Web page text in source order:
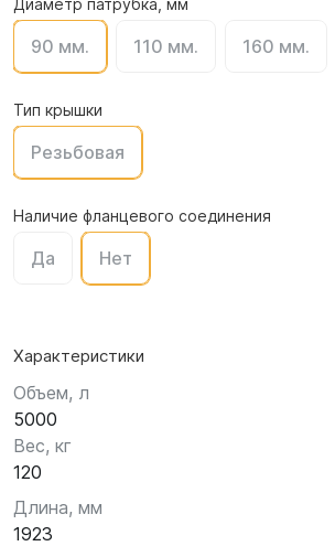
Диаметр патрубка, мм
90 мм. 110 мм. 160 мм.
Тип крышки
Резьбовая
Наличие фланцевого соединения
Да Нет
Характеристики
Объем, л
5000
Вес, кг
120
Длина, мм
1923